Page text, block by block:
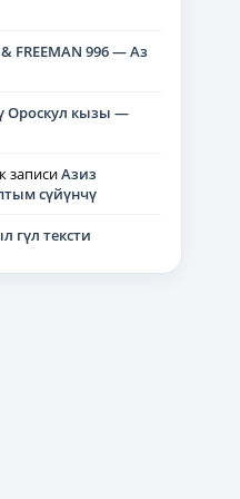
& FREEMAN 996 — Аз
Ороскул кызы —
к записиАзиз
сүйүнчү
гүл тексти